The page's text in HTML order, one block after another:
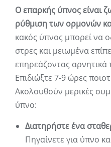
Ο επαρκής ύπνος είναι
ρύθμιση των ορμονών
κακός ύπνος μπορεί να
στρες και μειωμένα
επηρεάζοντας αρνητικά
Επιδιώξτε 7-9 ώρες
Ακολουθούν μερικές
ύπνο:
Διατηρήστε ένα
Πηγαίνετε για ύπνο